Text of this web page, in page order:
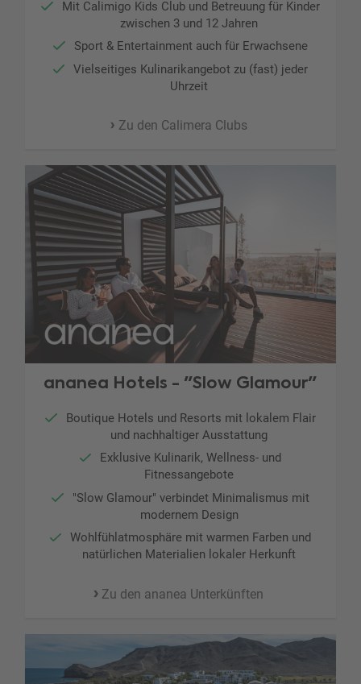
Mit Calimigo Kids Club und Betreuung für Kinder
zwischen 3 und 12 Jahren
Sport & Entertainment auch für Erwachsene
Vielseitiges Kulinarikangebot zu (fast) jeder
Uhrzeit
Zu den Calimera Clubs
ananea Hotels - "Slow Glamour"
Boutique Hotels und Resorts mit lokalem Flair
und nachhaltiger Ausstattung
Exklusive Kulinarik, Wellness- und
Fitnessangebote
"Slow Glamour" verbindet Minimalismus mit
modernem Design
Wohlfühlatmosphäre mit warmen Farben und
natürlichen Materialien lokaler Herkunft
Zu den ananea Unterkünften